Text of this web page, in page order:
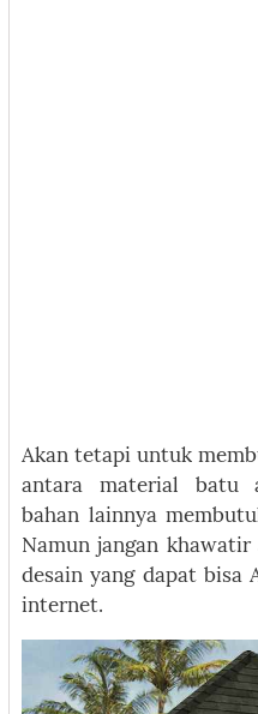
Akan tetapi untuk
antara material batu
bahan lainnya
Namun jangan
desain yang dapat bisa
internet.